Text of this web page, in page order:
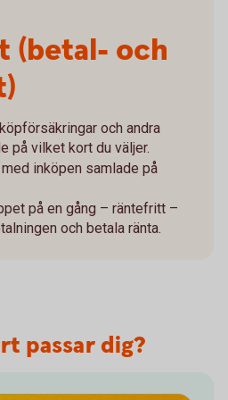
(betal- och
och andra
på vilket kort du väljer.
inköpen samlade på
på en gång – räntefritt –
och betala ränta.
passar dig?